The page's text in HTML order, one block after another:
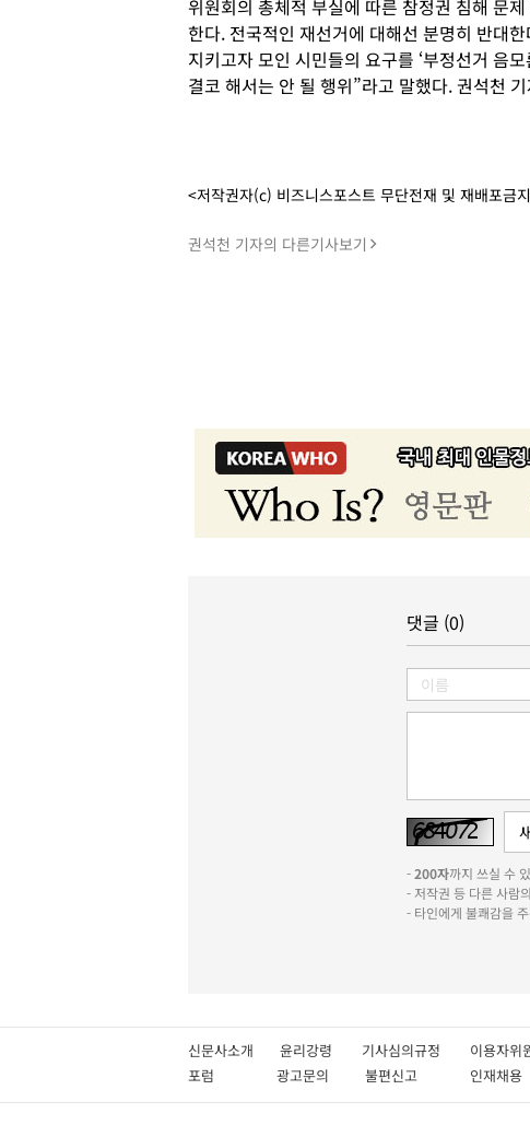
위원회의 총체적 부실에 따른 참정권 침해 문
한다. 전국적인 재선거에 대해선 분명히 반대
지키고자 모인 시민들의 요구를 ‘부정선거 음
결코 해서는 안 될 행위”라고 말했다. 권석천
<저작권자(c) 비즈니스포스트 무단전재 및 재배포금
권석천 기자의 다른기사보기
댓글 (0)
-200자까지 쓰실 수
- 저작권 등 다른 사람
- 타인에게 불쾌감을
신문사소개 윤리강령 기사심의규정 이용자
포럼
광고문의 불편신고 인재채